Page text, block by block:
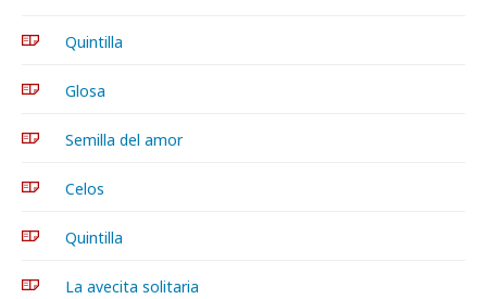
Quintilla
Glosa
Semilla del amor
Celos
Quintilla
La avecita solitaria